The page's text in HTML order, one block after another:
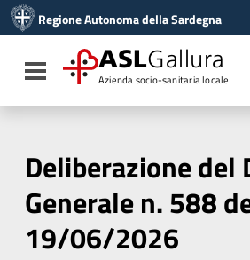
Vai al menu di navigazione
Vai al footer
Regione Autonoma della Sardegna
Toggle navigation
ASLGallura
Azienda socio-sanitaria locale
Deliberazione del
Generale n. 588
19/06/2026